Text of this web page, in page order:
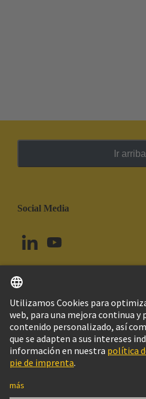
Ir arriba
Social Media
Brasil Español
© Grupo Tecnológico HARTING
Configuración de cookies